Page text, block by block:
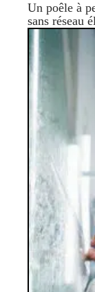
Un poêle à
sans réseau